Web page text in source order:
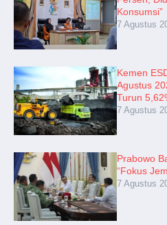
Konsumsi”
7 Agustus
Kemen
Agustus
Turun
7 Agustus
Prabowo
“Fokus
7 Agustus